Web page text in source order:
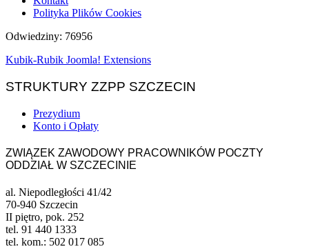
Polityka Plików Cookies
Odwiedziny: 76956
Kubik-Rubik Joomla! Extensions
STRUKTURY ZZPP SZCZECIN
Prezydium
Konto i Opłaty
ZWIĄZEK ZAWODOWY PRACOWNIKÓW POCZTY
ODDZIAŁ W SZCZECINIE
al. Niepodległości 41/42
70-940 Szczecin
II piętro, pok. 252
tel. 91 440 1333
tel. kom.: 502 017 085